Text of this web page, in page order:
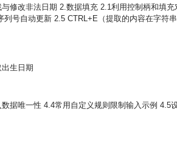
修改非法日期 2.数据填充 2.1利用控制柄和填充
号自动更新 2.5 CTRL+E（提取的内容在字符
生日期
据唯一性 4.4常用自定义规则限制输入示例 4.5